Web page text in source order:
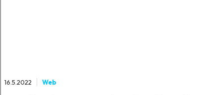
16.5.2022 Web